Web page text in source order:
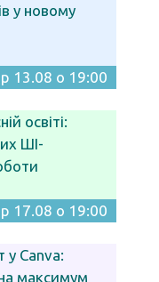
у новому
13.08 о 19:00
освіті:
ШІ-
17.08 о 19:00
у Canva:
максимум